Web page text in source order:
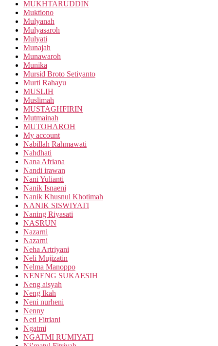
MUKHTARUDDIN
Muktiono
Mulyanah
Mulyasaroh
Mulyati
Munajah
Munawaroh
Munika
Mursid Broto Setiyanto
Murti Rahayu
MUSLIH
Muslimah
MUSTAGHFIRIN
Mutmainah
MUTOHAROH
My account
Nabillah Rahmawati
Nahdhati
Nana Afriana
Nandi irawan
Nani Yulianti
Nanik Isnaeni
Nanik Khusnul Khotimah
NANIK SISWIYATI
Naning Riyasati
NASRUN
Nazarni
Nazarni
Neha Artriyani
Neli Mujizatin
Nelma Manoppo
NENENG SUKAESIH
Neng aisyah
Neng Ikah
Neni nurheni
Nenny
Neti Fitriani
Ngatmi
NGATMI RUMIYATI